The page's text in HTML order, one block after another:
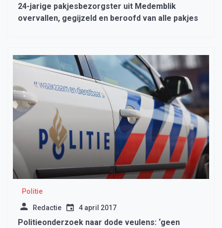
24-jarige pakjesbezorgster uit Medemblik
overvallen, gegijzeld en beroofd van alle pakjes
Politie
Redactie 4 april 2017
Politieonderzoek naar dode veulens: ‘geen